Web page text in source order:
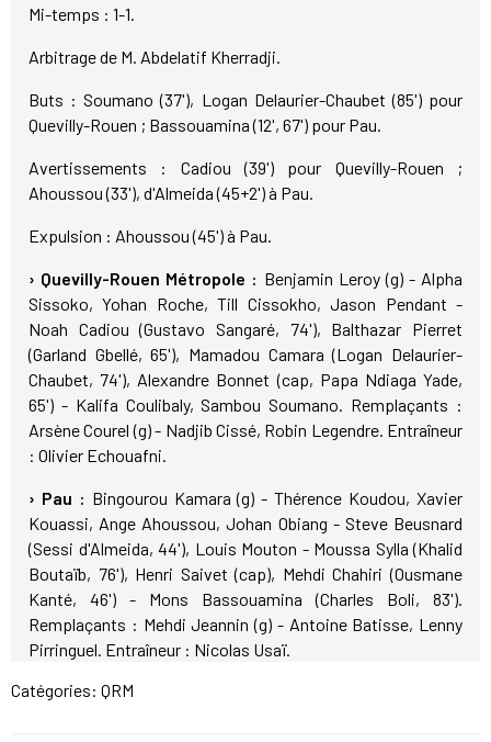
Mi-temps : 1-1.
Arbitrage de M. Abdelatif Kherradji.
Buts : Soumano (37'), Logan Delaurier-Chaubet (85') pour
Quevilly-Rouen ; Bassouamina (12', 67') pour Pau.
Avertissements : Cadiou (39') pour Quevilly-Rouen ;
Ahoussou (33'), d'Almeida (45+2') à Pau.
Expulsion : Ahoussou (45') à Pau.
› Quevilly-Rouen Métropole : Benjamin Leroy (g) - Alpha
Sissoko, Yohan Roche, Till Cissokho, Jason Pendant -
Noah Cadiou (Gustavo Sangaré, 74'), Balthazar Pierret
(Garland Gbellé, 65'), Mamadou Camara (Logan Delaurier-
Chaubet, 74'), Alexandre Bonnet (cap, Papa Ndiaga Yade,
65') - Kalifa Coulibaly, Sambou Soumano. Remplaçants :
Arsène Courel (g) - Nadjib Cissé, Robin Legendre. Entraîneur
: Olivier Echouafni.
› Pau : Bingourou Kamara (g) - Thérence Koudou, Xavier
Kouassi, Ange Ahoussou, Johan Obiang - Steve Beusnard
(Sessi d'Almeida, 44'), Louis Mouton - Moussa Sylla (Khalid
Boutaïb, 76'), Henri Saivet (cap), Mehdi Chahiri (Ousmane
Kanté, 46') - Mons Bassouamina (Charles Boli, 83').
Remplaçants : Mehdi Jeannin (g) - Antoine Batisse, Lenny
Pirringuel. Entraîneur : Nicolas Usaï.
Catégories: QRM